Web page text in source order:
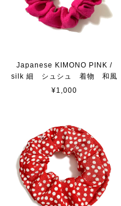
Japanese KIMONO PINK /
silk 細 シュシュ 着物 和風
¥1,000